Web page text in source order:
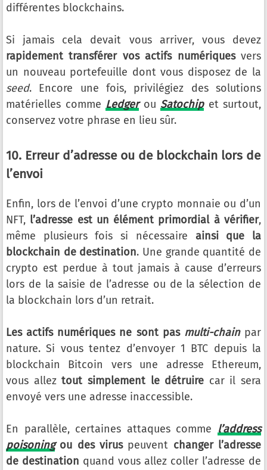
différentes blockchains.
Si jamais cela devait vous arriver, vous devez
rapidement transférer vos actifs numériquesvers
un nouveau portefeuille dont vous disposez de la
seed. Encore une fois, privilégiez des solutions
matérielles comme Ledgerou Satochipet surtout,
conservez votre phrase en lieu sûr.
10. Erreur d’adresse ou de blockchain lors de
l’envoi
Enfin, lors de l’envoi d’une crypto monnaie ou d’un
NFT, l’adresse est un élément primordial à vérifier,
même plusieurs fois si nécessaire ainsi que la
blockchain de destination. Une grande quantité de
crypto est perdue à tout jamais à cause d’erreurs
lors de la saisie de l’adresse ou de la sélection de
la blockchain lors d’un retrait.
Les actifs numériques ne sont pas multi-chainpar
nature. Si vous tentez d’envoyer 1 BTC depuis la
blockchain Bitcoin vers une adresse Ethereum,
vous alleztout simplement le détruire car il sera
envoyé vers une adresse inaccessible.
En parallèle, certaines attaques comme l’address
poisoningou des viruspeuvent changer l’adresse
de destination quand vous allez coller l’adresse de